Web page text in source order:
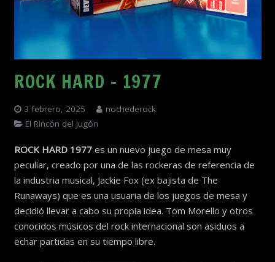
ROCK HARD – 1977
3 febrero, 2025
nochederock
El Rincón del Jugón
ROCK HARD 1977es un nuevo juego de mesa muy
peculiar, creado por una de las rockeras de referencia de
la industria musical, Jackie Fox (ex bajista de The
Runaways) que es una usuaria de los juegos de mesa y
decidió llevar a cabo su propia idea. Tom Morello y otros
conocidos músicos del rock internacional son asiduos a
echar partidas en su tiempo libre.